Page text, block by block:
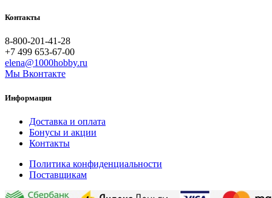
Контакты
8-800-201-41-28
+7 499 653-67-00
elena@1000hobby.ru
Мы Вконтакте
Информация
Доставка и оплата
Бонусы и акции
Контакты
Политика конфиденциальности
Поставщикам